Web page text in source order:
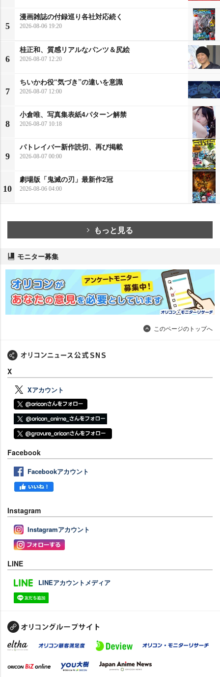
5
漫画雑誌の付録巡り各社対応続く
2026-08-06 19:20
6
桂正和、質感リアルなパンツ＆尻絵
2026-08-07 12:20
7
ちいかわ役“気づき”の違いを意識
2026-08-07 12:00
8
小倉唯、写真集表紙4パターン解禁
2026-08-07 10:18
9
パトレイバー新作読切、再び掲載
2026-08-07 00:00
10
劇場版「鬼滅の刃」最新作2冠
2026-08-06 04:00
もっと見る
モニター募集
このページのトップへ
X
Xアカウント
Facebook
Facebookアカウント
Instagram
Instagramアカウント
LINE
LINEアカウントメディア